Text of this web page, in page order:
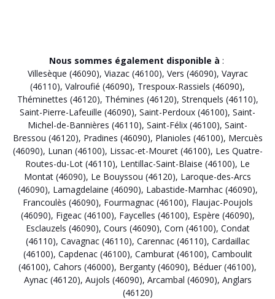
Nous sommes également disponible à :
Villesèque (46090), Viazac (46100), Vers (46090), Vayrac
(46110), Valroufié (46090), Trespoux-Rassiels (46090),
Théminettes (46120), Thémines (46120), Strenquels (46110),
Saint-Pierre-Lafeuille (46090), Saint-Perdoux (46100), Saint-
Michel-de-Bannières (46110), Saint-Félix (46100), Saint-
Bressou (46120), Pradines (46090), Planioles (46100), Mercuès
(46090), Lunan (46100), Lissac-et-Mouret (46100), Les Quatre-
Routes-du-Lot (46110), Lentillac-Saint-Blaise (46100), Le
Montat (46090), Le Bouyssou (46120), Laroque-des-Arcs
(46090), Lamagdelaine (46090), Labastide-Marnhac (46090),
Francoulès (46090), Fourmagnac (46100), Flaujac-Poujols
(46090), Figeac (46100), Faycelles (46100), Espère (46090),
Esclauzels (46090), Cours (46090), Corn (46100), Condat
(46110), Cavagnac (46110), Carennac (46110), Cardaillac
(46100), Capdenac (46100), Camburat (46100), Camboulit
(46100), Cahors (46000), Berganty (46090), Béduer (46100),
Aynac (46120), Aujols (46090), Arcambal (46090), Anglars
(46120)